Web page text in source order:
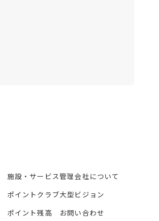
施設・サービス
ポイントクラブ
ポイント残高
管理会社について
大型ビジョン
お問い合わせ